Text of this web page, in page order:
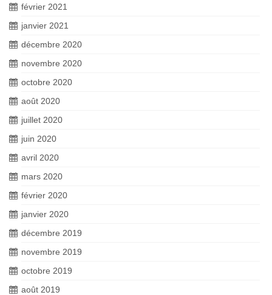
février 2021
janvier 2021
décembre 2020
novembre 2020
octobre 2020
août 2020
juillet 2020
juin 2020
avril 2020
mars 2020
février 2020
janvier 2020
décembre 2019
novembre 2019
octobre 2019
août 2019